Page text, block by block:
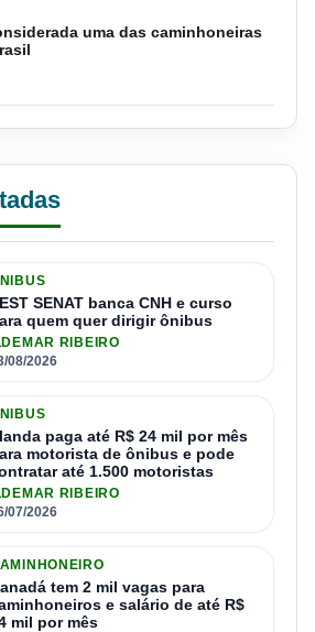
uma das caminhoneiras
SENAT banca CNH e curso
quem quer dirigir ônibus
RIBEIRO
08/2026
paga até R$ 24 mil por mês
motorista de ônibus e pode
até 1.500 motoristas
RIBEIRO
07/2026
tem 2 mil vagas para
e salário de até R$
mil por mês